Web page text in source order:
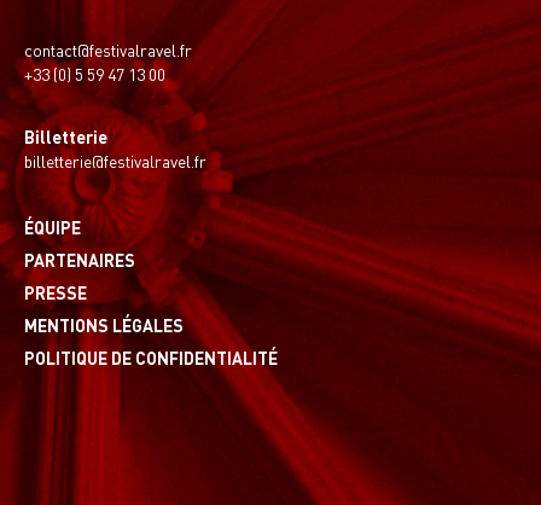
contact@festivalravel.fr
+33 (0) 5 59 47 13 00
Billetterie
billetterie@festivalravel.fr
ÉQUIPE
PARTENAIRES
PRESSE
MENTIONS LÉGALES
POLITIQUE DE CONFIDENTIALITÉ